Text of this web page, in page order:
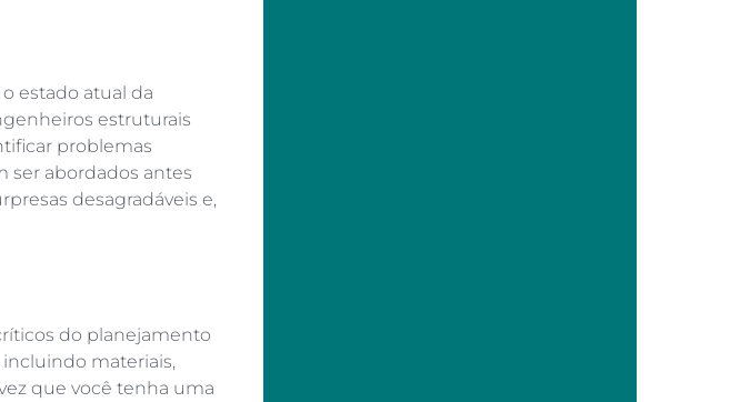
estado atual da
estruturais
problemas
ser abordados antes
desagradáveis e,
do planejamento
materiais,
que você tenha uma